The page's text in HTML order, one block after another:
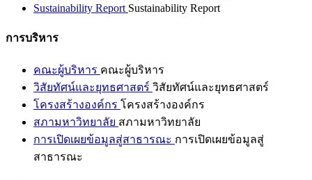
Sustainability Report Sustainability Report
การบริหาร
คณะผู้บริหาร คณะผู้บริหาร
วิสัยทัศน์และยุทธศาสตร์ วิสัยทัศน์และยุทธศาสตร์
โครงสร้างองค์กร โครงสร้างองค์กร
สภามหาวิทยาลัย สภามหาวิทยาลัย
การเปิดเผยข้อมูลสู่สาธารณะ การเปิดเผยข้อมูลสู่
สาธารณะ